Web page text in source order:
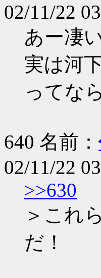
02/11/22
あー凄
実は河
ってな
640 名前：
02/11/22
>>630
＞これ
だ！